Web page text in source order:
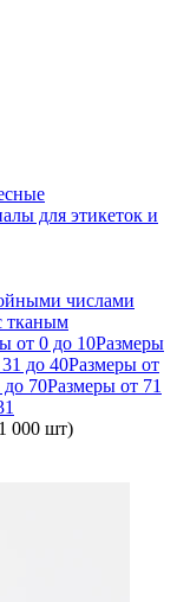
для этикеток и
числами
тканым
от 0 до 10Размеры
до 40Размеры от
до 70Размеры от 71
000 шт)